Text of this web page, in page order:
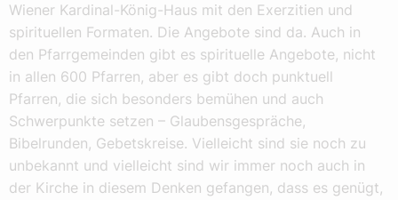
Wiener Kardinal-König-Haus mit den Exerzitien und
spirituellen Formaten. Die Angebote sind da. Auch in
den Pfarrgemeinden gibt es spirituelle Angebote, nicht
in allen 600 Pfarren, aber es gibt doch punktuell
Pfarren, die sich besonders bemühen und auch
Schwerpunkte setzen – Glaubensgespräche,
Bibelrunden, Gebetskreise. Vielleicht sind sie noch zu
unbekannt und vielleicht sind wir immer noch auch in
der Kirche in diesem Denken gefangen, dass es genügt,